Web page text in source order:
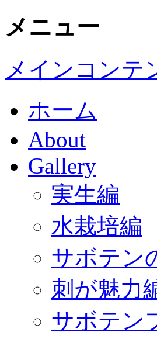
メニュー
メインコンテ
ホーム
About
Gallery
実生編
水栽培編
サボテン
刺が魅力
サボテン